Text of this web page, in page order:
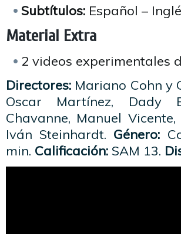
Subtítulos: Español –
Material Extra
2 videos experimentales
Directores: Mariano Cohn y
Oscar Martínez, Dady
Chavanne, Manuel
Iván Steinhardt. Género:
min. Calificación: SAM 13.